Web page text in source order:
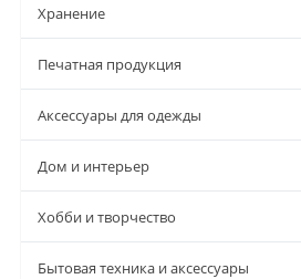
Хранение
Печатная продукция
Аксессуары для одежды
Дом и интерьер
Хобби и творчество
Бытовая техника и аксессуары